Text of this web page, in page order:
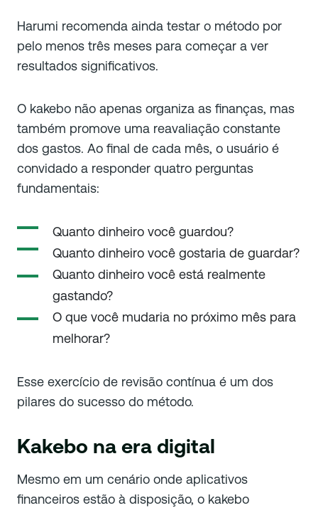
Harumi recomenda ainda testar o método por
pelo menos três meses para começar a ver
resultados significativos.
O kakebo não apenas organiza as finanças, mas
também promove uma reavaliação constante
dos gastos. Ao final de cada mês, o usuário é
convidado a responder quatro perguntas
fundamentais:
Quanto dinheiro você guardou?
Quanto dinheiro você gostaria de guardar?
Quanto dinheiro você está realmente
gastando?
O que você mudaria no próximo mês para
melhorar?
Esse exercício de revisão contínua é um dos
pilares do sucesso do método.
Kakebo na era digital
Mesmo em um cenário onde aplicativos
financeiros estão à disposição, o kakebo